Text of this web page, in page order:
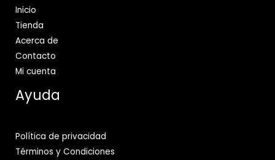
Inicio
Tienda
Acerca de
Contacto
Mi cuenta
Ayuda
Política de privacidad
Términos y Condiciones